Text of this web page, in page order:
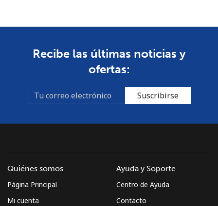
Recibe las últimas noticias y
ofertas:
Suscribirse
Quiénes somos
Página Principal
Mi cuenta
Ayuda y Soporte
Centro de Ayuda
Contacto